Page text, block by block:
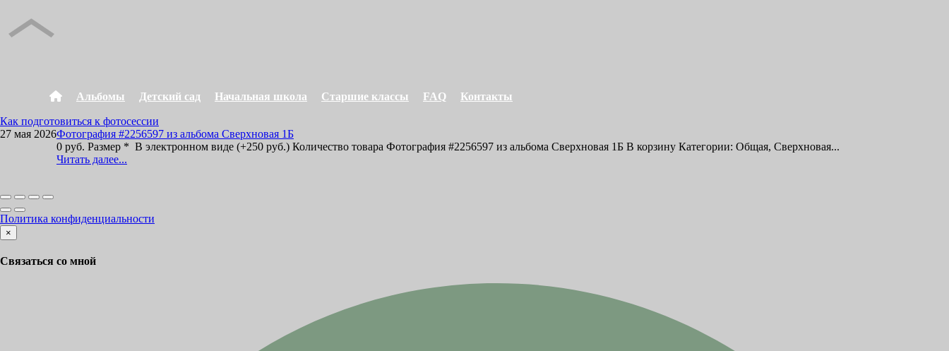
Альбомы Детский сад Начальная школа Старшие классы FAQ Контакты
Как подготовиться к фотосессии
27 мая 2026Фотография #2256597 из альбома Сверхновая 1Б
0 руб. Размер * В электронном виде (+250 руб.) Количество товара Фотография #2256597 из альбома Сверхновая 1Б В корзину Категории: Общая, Сверхновая...
Читать далее...
Политика конфиденциальности
×
Связаться со мной